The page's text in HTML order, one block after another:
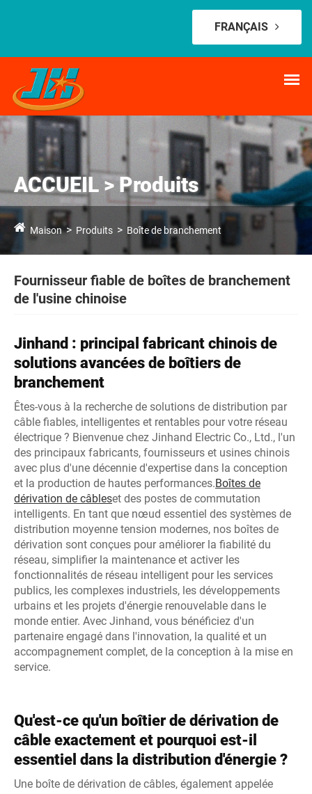
FRANÇAIS
ACCUEIL > Produits
Maison Produits Boîte de branchement
Fournisseur fiable de boîtes de branchement
de l'usine chinoise
Jinhand : principal fabricant chinois de
solutions avancées de boîtiers de
branchement
Êtes-vous à la recherche de solutions de distribution par
câble fiables, intelligentes et rentables pour votre réseau
électrique ? Bienvenue chez Jinhand Electric Co., Ltd., l'un
des principaux fabricants, fournisseurs et usines chinois
avec plus d'une décennie d'expertise dans la conception
et la production de hautes performances.Boîtes de
dérivation de câbleset des postes de commutation
intelligents. En tant que nœud essentiel des systèmes de
distribution moyenne tension modernes, nos boîtes de
dérivation sont conçues pour améliorer la fiabilité du
réseau, simplifier la maintenance et activer les
fonctionnalités de réseau intelligent pour les services
publics, les complexes industriels, les développements
urbains et les projets d'énergie renouvelable dans le
monde entier. Avec Jinhand, vous bénéficiez d'un
partenaire engagé dans l'innovation, la qualité et un
accompagnement complet, de la conception à la mise en
service.
Qu'est-ce qu'un boîtier de dérivation de
câble exactement et pourquoi est-il
essentiel dans la distribution d'énergie ?
Une boîte de dérivation de câbles, également appelée